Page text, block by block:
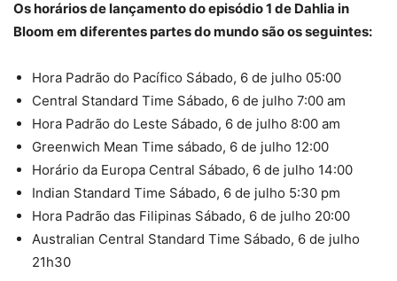
Os horários de lançamento do episódio 1 de Dahlia in
Bloom em diferentes partes do mundo são os seguintes:
Hora Padrão do Pacífico Sábado, 6 de julho 05:00
Central Standard Time Sábado, 6 de julho 7:00 am
Hora Padrão do Leste Sábado, 6 de julho 8:00 am
Greenwich Mean Time sábado, 6 de julho 12:00
Horário da Europa Central Sábado, 6 de julho 14:00
Indian Standard Time Sábado, 6 de julho 5:30 pm
Hora Padrão das Filipinas Sábado, 6 de julho 20:00
Australian Central Standard Time Sábado, 6 de julho
21h30